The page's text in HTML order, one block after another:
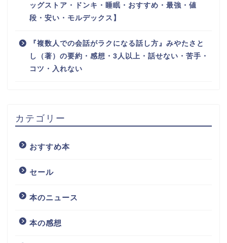
ッグストア・ドンキ・睡眠・おすすめ・最強・値
段・安い・モルデックス】
『複数人での会話がラクになる話し方』みやたさと
し（著）の要約・感想・3人以上・話せない・苦手・
コツ・入れない
カテゴリー
おすすめ本
セール
本のニュース
本の感想